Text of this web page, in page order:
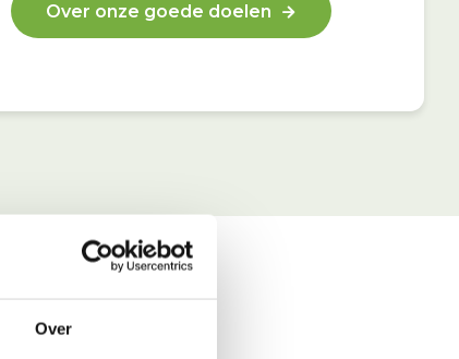
Over
Over onze goede doelen